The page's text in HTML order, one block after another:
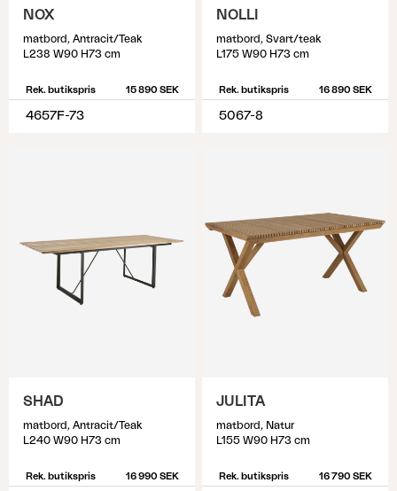
NOX
matbord, Antracit/Teak
L238 W90 H73 cm
Rek. butikspris 15 890 SEK
4657F-73
NOLLI
matbord, Svart/teak
L175 W90 H73 cm
Rek. butikspris 16 890 SEK
5067-8
SHAD
matbord, Antracit/Teak
L240 W90 H73 cm
Rek. butikspris 16 990 SEK
JULITA
matbord, Natur
L155 W90 H73 cm
Rek. butikspris 16 790 SEK